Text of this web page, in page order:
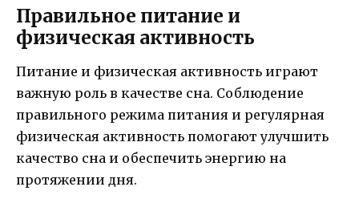
Правильное питание и
физическая активность
Питание и физическая активность играют
важную роль в качестве сна. Соблюдение
правильного режима питания и регулярная
физическая активность помогают улучшить
качество сна и обеспечить энергию на
протяжении дня.